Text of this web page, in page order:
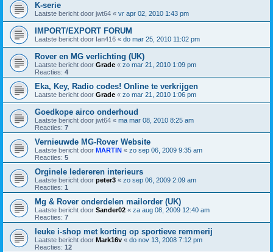
K-serie
Laatste bericht door jwt64 « vr apr 02, 2010 1:43 pm
IMPORT/EXPORT FORUM
Laatste bericht door Ian416 « do mar 25, 2010 11:02 pm
Rover en MG verlichting (UK)
Laatste bericht door Grade « zo mar 21, 2010 1:09 pm
Reacties: 4
Eka, Key, Radio codes! Online te verkrijgen
Laatste bericht door Grade « zo mar 21, 2010 1:06 pm
Goedkope airco onderhoud
Laatste bericht door jwt64 « ma mar 08, 2010 8:25 am
Reacties: 7
Vernieuwde MG-Rover Website
Laatste bericht door MARTIN « zo sep 06, 2009 9:35 am
Reacties: 5
Orginele ledereren interieurs
Laatste bericht door peter3 « zo sep 06, 2009 2:09 am
Reacties: 1
Mg & Rover onderdelen mailorder (UK)
Laatste bericht door Sander02 « za aug 08, 2009 12:40 am
Reacties: 7
leuke i-shop met korting op sportieve remmerij
Laatste bericht door Mark16v « do nov 13, 2008 7:12 pm
Reacties: 12